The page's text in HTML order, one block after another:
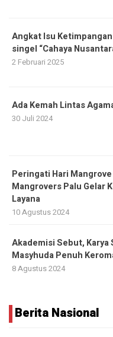
Angkat Isu
singel “Cahaya
2 Februari 2025
Ada Kemah Lintas
30 Juli 2024
Peringati Hari
Mangrovers Palu Gelar
Layana
10 Agustus 2024
Akademisi Sebut, Karya
Masyhuda Penuh
8 Agustus 2024
Berita Nasional